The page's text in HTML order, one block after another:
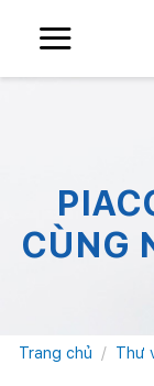
CÙNG
Trang chủ / Thư